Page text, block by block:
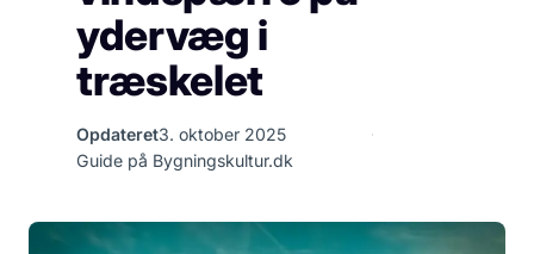
ydervæg i
træskelet
Opdateret3. oktober 2025
Guide på Bygningskultur.dk